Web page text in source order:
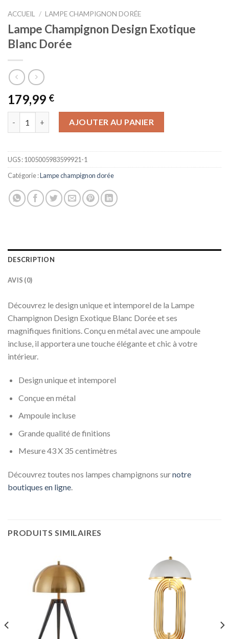
ACCUEIL / LAMPE CHAMPIGNON DORÉE
Lampe Champignon Design Exotique
Blanc Dorée
179,99 €
quantité de Lampe Champignon Design Exotique Blanc Dorée
AJOUTER AU PANIER
UGS :1005005983599921-1
Catégorie :Lampe champignon dorée
DESCRIPTION
AVIS (0)
Découvrez le design unique et intemporel de la Lampe
Champignon Design Exotique Blanc Dorée et ses
magnifiques finitions. Conçu en métal avec une ampoule
incluse, il apportera une touche élégante et chic à votre
intérieur.
Design unique et intemporel
Conçue en métal
Ampoule incluse
Grande qualité de finitions
Mesure 43 X 35 centimètres
Découvrez toutes nos lampes champignons surnotre
boutiques en ligne.
PRODUITS SIMILAIRES